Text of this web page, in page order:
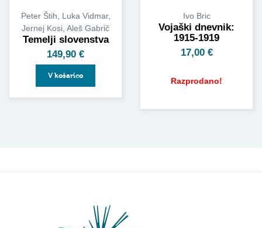
Peter Štih, Luka Vidmar,
Jernej Kosi, Aleš Gabrič
Temelji slovenstva
149,90 €
V košarico
Ivo Bric
Vojaški dnevnik:
1915-1919
17,00 €
Razprodano!